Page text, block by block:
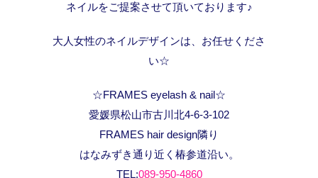
ネイルをご提案させて頂いております♪
大人女性のネイルデザインは、お任せくださ
い☆
☆FRAMES eyelash & nail☆
愛媛県松山市古川北4-6-3-102
FRAMES hair design隣り
はなみずき通り近く椿参道沿い。
TEL:089-950-4860